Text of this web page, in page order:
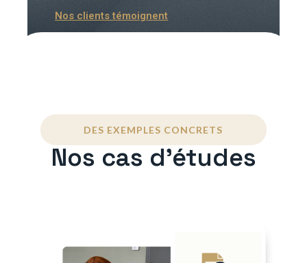
Nos clients témoignent
DES EXEMPLES CONCRETS
Nos cas d'études